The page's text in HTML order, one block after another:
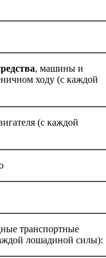
, машины и
ходу (с каждой
(с каждой
транспортные
лошадиной силы):